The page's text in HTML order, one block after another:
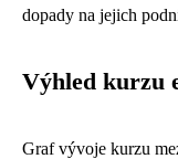
dopady na jejich
Výhled kurzu
Graf vývoje kurzu